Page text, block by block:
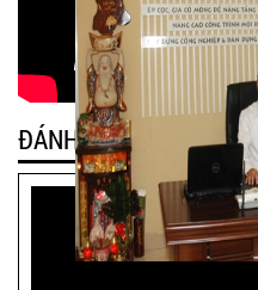
ĐÁNH GIÁ KHÁCH HÀNG